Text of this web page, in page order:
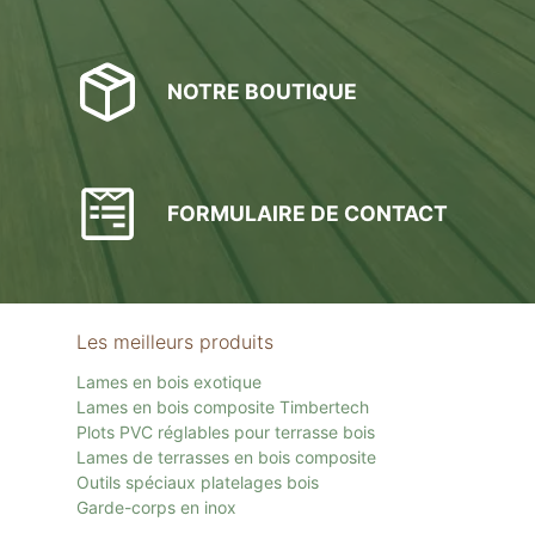
NOTRE BOUTIQUE
FORMULAIRE DE CONTACT
Les meilleurs produits
Lames en bois exotique
Lames en bois composite Timbertech
Plots PVC réglables pour terrasse bois
Lames de terrasses en bois composite
Outils spéciaux platelages bois
Garde-corps en inox